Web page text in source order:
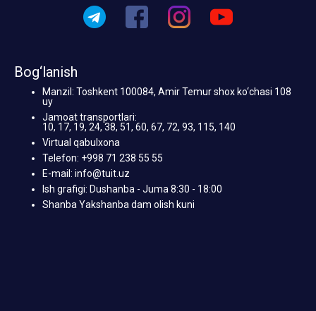
Bog‘lanish
Manzil: Toshkent 100084, Amir Temur shox ko‘chasi 108
uy
Jamoat transportlari:
10, 17, 19, 24, 38, 51, 60, 67, 72, 93, 115, 140
Virtual qabulxona
Telefon: +998 71 238 55 55
E-mail: info@tuit.uz
Ish grafigi: Dushanba - Juma 8:30 - 18:00
Shanba Yakshanba dam olish kuni